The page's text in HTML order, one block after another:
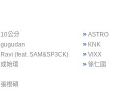
10公分
ASTRO
gugudan
KNK
Ravi (feat. SAM&SP3CK)
VIXX
成始璄
徐仁國
張根碩